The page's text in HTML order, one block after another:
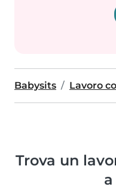
Babysits Lavoro
Trova un